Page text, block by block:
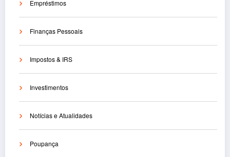
Empréstimos
Finanças Pessoais
Impostos & IRS
Investimentos
Notícias e Atualidades
Poupança